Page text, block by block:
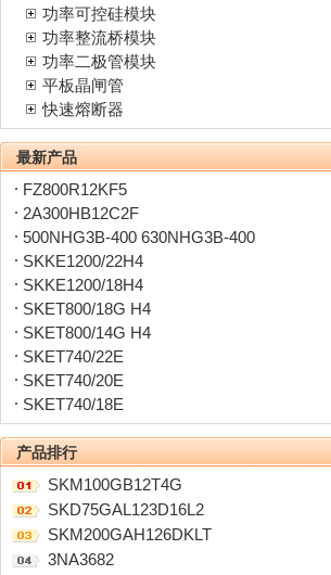
功率可控硅模块
功率整流桥模块
功率二极管模块
平板晶闸管
快速熔断器
最新产品
FZ800R12KF5
2A300HB12C2F
500NHG3B-400 630NHG3B-400
SKKE1200/22H4
SKKE1200/18H4
SKET800/18G H4
SKET800/14G H4
SKET740/22E
SKET740/20E
SKET740/18E
产品排行
SKM100GB12T4G
SKD75GAL123D16L2
SKM200GAH126DKLT
3NA3682